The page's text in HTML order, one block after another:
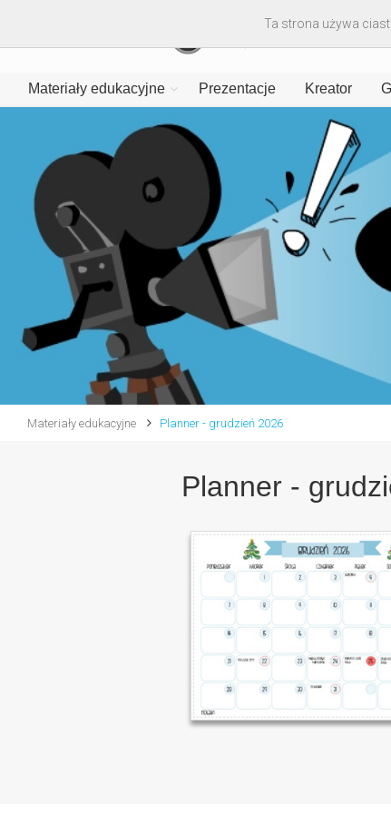
Materiały edukacyjne Prezentacje Kreator
Materiały edukacyjne Planner - grudzień 2026
Planner -
Ta strona używa